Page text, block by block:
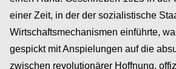
einer Zeit, in der der sozialistische
Wirtschaftsmechanismen einführte,
gespickt mit Anspielungen auf die
zwischen revolutionärer Hoffnung,